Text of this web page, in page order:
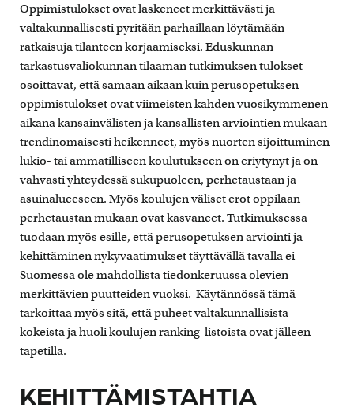
Oppimistulokset ovat laskeneet merkittävästi ja
valtakunnallisesti pyritään parhaillaan löytämään
ratkaisuja tilanteen korjaamiseksi. Eduskunnan
tarkastusvaliokunnan tilaaman tutkimuksen tulokset
osoittavat, että samaan aikaan kuin perusopetuksen
oppimistulokset ovat viimeisten kahden vuosikymmenen
aikana kansainvälisten ja kansallisten arviointien mukaan
trendinomaisesti heikenneet, myös nuorten sijoittuminen
lukio- tai ammatilliseen koulutukseen on eriytynyt ja on
vahvasti yhteydessä sukupuoleen, perhetaustaan ja
asuinalueeseen. Myös koulujen väliset erot oppilaan
perhetaustan mukaan ovat kasvaneet. Tutkimuksessa
tuodaan myös esille, että perusopetuksen arviointi ja
kehittäminen nykyvaatimukset täyttävällä tavalla ei
Suomessa ole mahdollista tiedonkeruussa olevien
merkittävien puutteiden vuoksi. Käytännössä tämä
tarkoittaa myös sitä, että puheet valtakunnallisista
kokeista ja huoli koulujen ranking-listoista ovat jälleen
tapetilla.
KEHITTÄMISTAHTIA